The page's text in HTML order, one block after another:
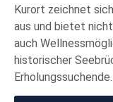
Kurort zeichnet
aus und bietet
auch
historischer
Erholungssuchende.